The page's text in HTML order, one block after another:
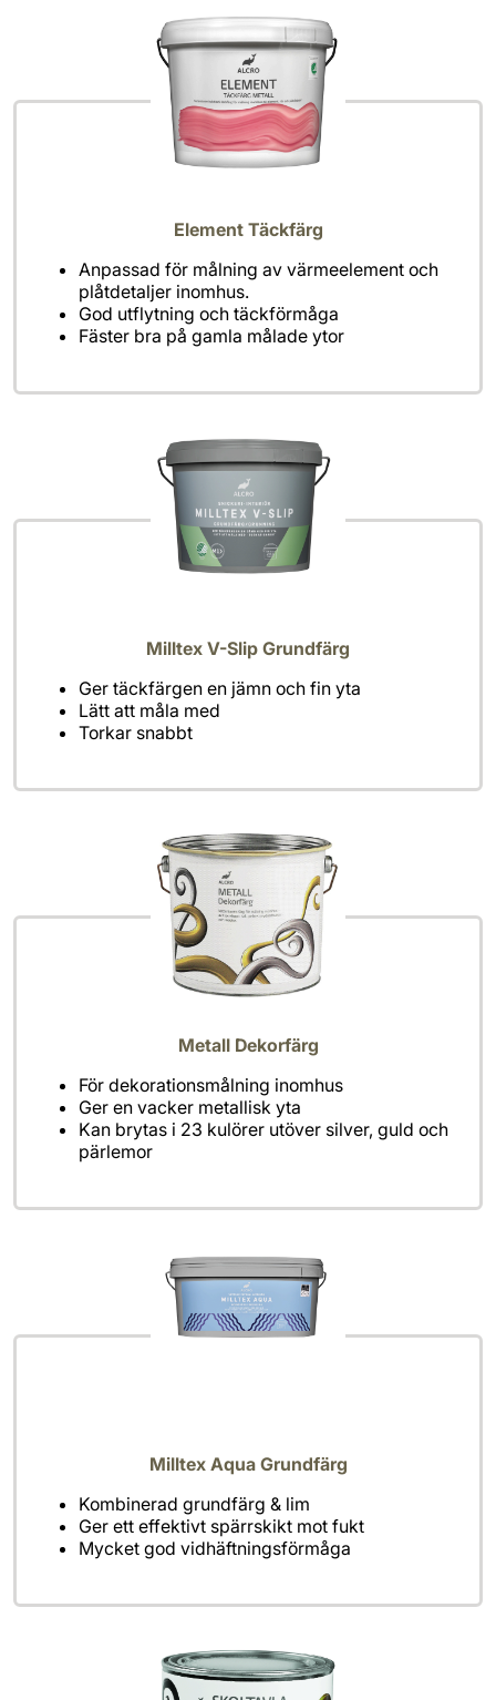
Element Täckfärg
Anpassad för målning av värmeelement och
plåtdetaljer inomhus.
God utflytning och täckförmåga
Fäster bra på gamla målade ytor
Milltex V-Slip Grundfärg
Ger täckfärgen en jämn och fin yta
Lätt att måla med
Torkar snabbt
Metall Dekorfärg
För dekorationsmålning inomhus
Ger en vacker metallisk yta
Kan brytas i 23 kulörer utöver silver, guld och
pärlemor
Milltex Aqua Grundfärg
Kombinerad grundfärg & lim
Ger ett effektivt spärrskikt mot fukt
Mycket god vidhäftningsförmåga